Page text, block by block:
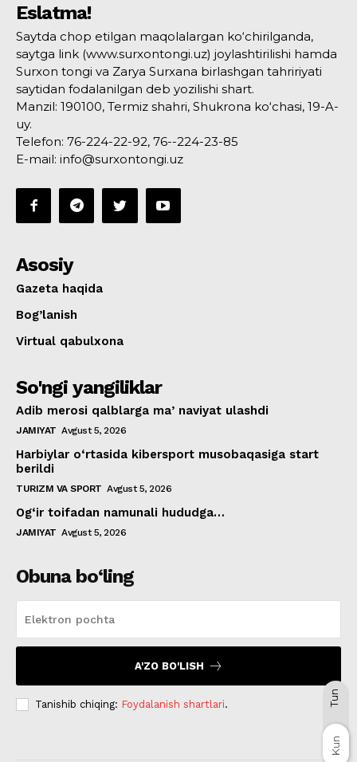
Eslatma!
Saytda chop etilgan maqolalargan ko‘chirilganda,
saytga link (www.surxontongi.uz) joylashtirilishi hamda
Surxon tongi va Zarya Surxana birlashgan tahririyati
saytidan fodalanilgan deb yozilishi shart.
Manzil: 190100, Termiz shahri, Shukrona ko‘chasi, 19-A-
uy.
Telefon: 76-224-22-92, 76--224-23-85
E-mail: info@surxontongi.uz
Asosiy
Gazeta haqida
Bog’lanish
Virtual qabulxona
So'ngi yangiliklar
Adib merosi qalblarga maʼnaviyat ulashdi
JAMIYAT Avgust 5, 2026
Harbiylar o‘rtasida kibersport musobaqasiga start
berildi
TURIZM VA SPORT Avgust 5, 2026
Og‘ir toifadan namunali hududga…
JAMIYAT Avgust 5, 2026
Obuna bo‘ling
A'ZO BO'LISH
Tanishib chiqing: Foydalanish shartlari.
Kun
Kun
Tun